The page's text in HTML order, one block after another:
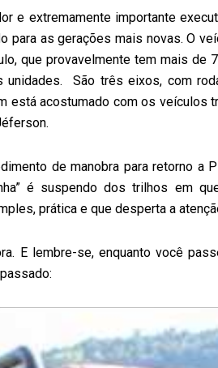
e extremamente importante
para as gerações mais novas. O
que provavelmente tem mais
unidades. São três eixos, com
está acostumado com os
de manobra para retorno a
é suspendo dos trilhos em
prática e que desperta a
E lembre-se, enquanto você